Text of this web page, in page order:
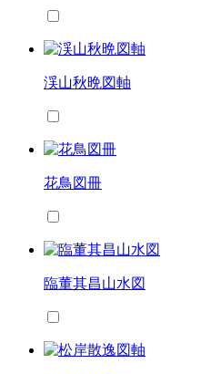
渓山秋晩図軸
花鳥図冊
臨董其昌山水図